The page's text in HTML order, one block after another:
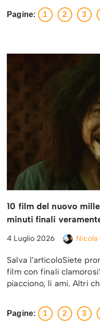
Pagine: 1 2 3
10 film del nuovo
minuti finali
4 Luglio 2026 Nicola
Salva l’articoloSiete
film con finali
piacciono, li ami. Altri
Pagine: 1 2 3